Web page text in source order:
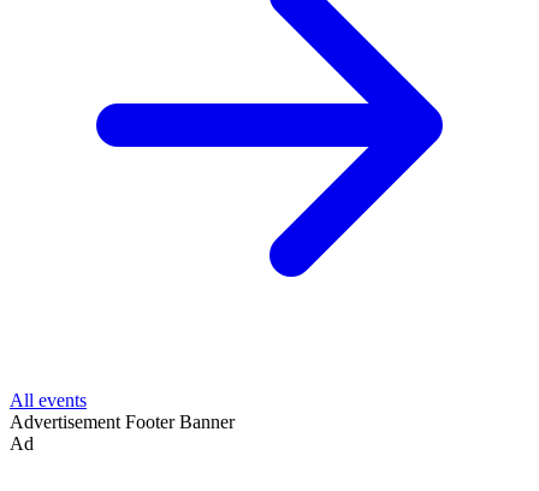
All events
Advertisement Footer Banner
Ad